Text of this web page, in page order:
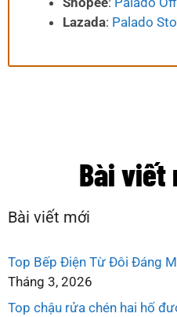
Lazada: Palado
Bài viết
Bài viết mới
Top Bếp Điện Từ Đôi Đáng
Tháng 3, 2026
Top chậu rửa chén hai hố